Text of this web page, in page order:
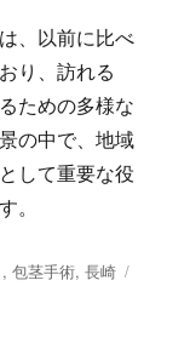
、以前に比べ
り、訪れる
ための多様な
の中で、地域
して重要な役
。
,包茎手術,長崎